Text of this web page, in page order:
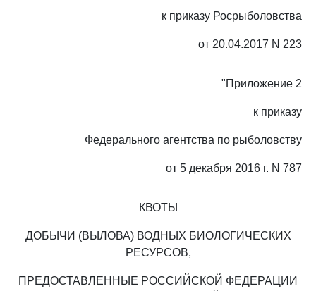
к приказу Росрыболовства
от 20.04.2017 N 223
"Приложение 2
к приказу
Федерального агентства по рыболовству
от 5 декабря 2016 г. N 787
КВОТЫ
ДОБЫЧИ (ВЫЛОВА) ВОДНЫХ БИОЛОГИЧЕСКИХ
РЕСУРСОВ,
ПРЕДОСТАВЛЕННЫЕ РОССИЙСКОЙ ФЕДЕРАЦИИ